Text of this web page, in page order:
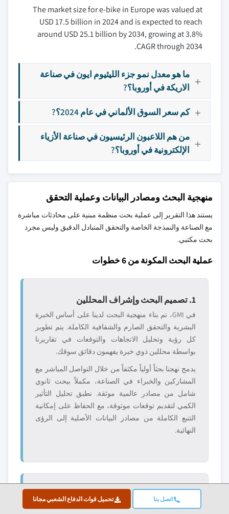
اتصل بنا تحميل قوات الدفاع الشعبي مجانا
The market size for e-bike in Europe was valued at
USD 17.5 billion in 2024 and is expected to reach
around USD 25.1 billion by 2034, growing at 3.8%
CAGR through 2034.
ما هو معدل نمو جزء الليثيوم ايون في صناعة
الاريكة في أوروبا؟?
كم سعر السوق الألماني في عام 2024؟?
من هم اللاعبون الرئيسيون في صناعة الأزياء
الإلكترونية في أوروبا؟?
منهجية البحث ومصادر البيانات وعملية التحقق
يستند هذا التقرير إلى عملية بحث منظمة مبنية على محادثات مباشرة
مع الصناعة والنمذجة الخاصة والتحقق المتبادل الدقيق وليس مجرد
بحث مكتبي.
عملية البحث المكونة من 6 خطوات
1. تصميم البحث وإشراف المحللين
في GMI، تم بناء منهجية البحث لدينا على أساس الخبرة
البشرية والتحقق الصارم والشفافية الكاملة. يتم تطوير
كل رؤية وتحليل الاتجاهات والتوقعات في تقاريرنا
بواسطة محللين ذوي خبرة يفهمون دقائق سوقك.
يدمج نهجنا بحثاً أولياً مكثفاً من خلال التواصل المباشر مع
المشاركين والخبراء في الصناعة، مكملاً ببحث ثانوي
شامل من مصادر عالمية موثقة. نطبق تحليل التأثير
الكمي لتقديم توقعات موثوقة، مع الحفاظ على إمكانية
التتبع الكاملة من مصادر البيانات الأصلية إلى الرؤى
النهائية.
يشكل البحث الأولي العمود الفقري لمنهجيتنا، حيث